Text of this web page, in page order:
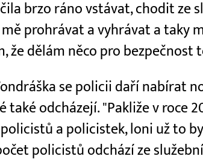
brzo ráno vstávat, chodit ze
prohrávat a vyhrávat a taky
že dělám něco pro bezpečnost
se policii daří nabírat
také odcházejí. "Pakliže v roce
a policistek, loni už to
policistů odchází ze